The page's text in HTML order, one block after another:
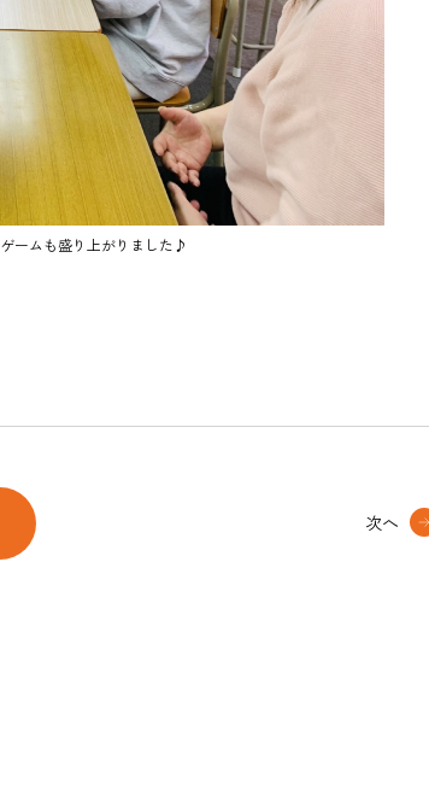
ゲームも盛り上がりました♪
次へ